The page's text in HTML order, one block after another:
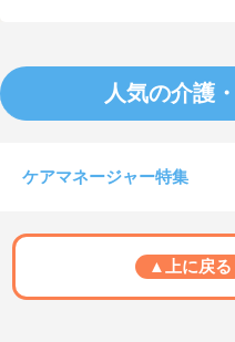
人気の介護
ケアマネージャー特集
▲上に戻る